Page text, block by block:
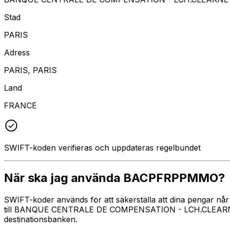
Stad
PARIS
Adress
PARIS, PARIS
Land
FRANCE
SWIFT-koden verifieras och uppdateras regelbundet
När ska jag använda BACPFRPPMMO?
SWIFT-koder används för att säkerställa att dina pengar
till BANQUE CENTRALE DE COMPENSATION -
destinationsbanken.